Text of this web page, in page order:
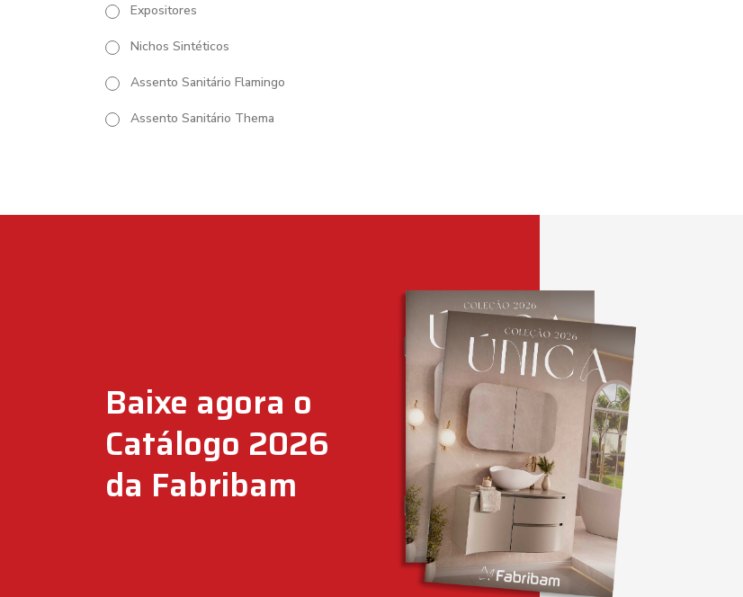
Expositores
Nichos Sintéticos
Assento Sanitário Flamingo
Assento Sanitário Thema
Baixe agora o
Catálogo 2026
da Fabribam